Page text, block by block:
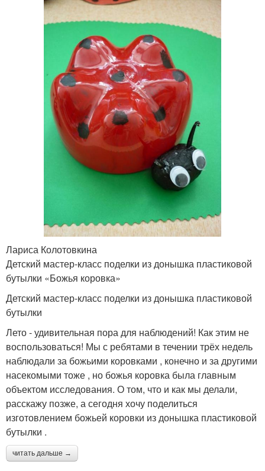
Лариса Колотовкина
Детский мастер-класс поделки из донышка пластиковой
бутылки «Божья коровка»
Детский мастер-класс поделки из донышка пластиковой
бутылки
Лето - удивительная пора для наблюдений! Как этим не
воспользоваться! Мы с ребятами в течении трёх недель
наблюдали за божьими коровками , конечно и за другими
насекомыми тоже , но божья коровка была главным
объектом исследования. О том, что и как мы делали,
расскажу позже, а сегодня хочу поделиться
изготовлением божьей коровки из донышка пластиковой
бутылки .
читать дальше →